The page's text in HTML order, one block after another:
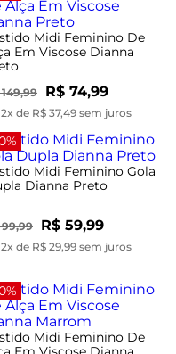
Midi Feminino De
Em Viscose Dianna
R$ 74,99
de R$ 37,49 sem juros
Midi Feminino Gola
Dianna Preto
99,99 R$ 59,99
de R$ 29,99 sem juros
Midi Feminino De